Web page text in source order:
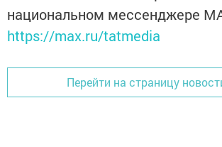
национальном мессенджере
https://max.ru/tatmedia
Перейти на страницу